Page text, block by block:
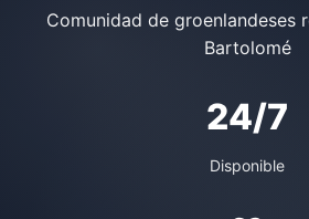
Comunidad de groenlandeses
Bartolomé
24/7
Disponible